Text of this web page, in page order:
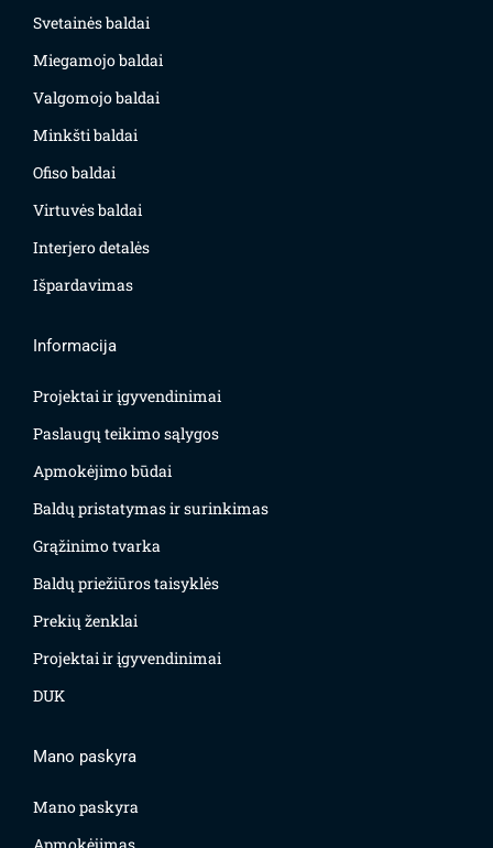
Svetainės baldai
Miegamojo baldai
Valgomojo baldai
Minkšti baldai
Ofiso baldai
Virtuvės baldai
Interjero detalės
Išpardavimas
Informacija
Projektai ir įgyvendinimai
Paslaugų teikimo sąlygos
Apmokėjimo būdai
Baldų pristatymas ir surinkimas
Grąžinimo tvarka
Baldų priežiūros taisyklės
Prekių ženklai
Projektai ir įgyvendinimai
DUK
Mano paskyra
Mano paskyra